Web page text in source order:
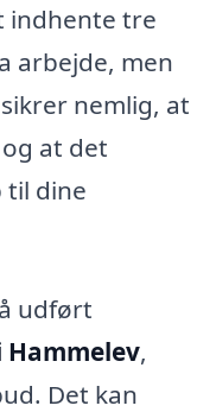
indhente tre
arbejde, men
nemlig, at
at det
til dine
udført
,
Det kan